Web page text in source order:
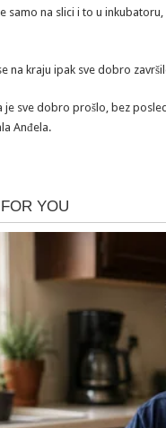
samo na slici i to u
na kraju ipak sve dobro
je sve dobro prošlo, bez
Anđela.